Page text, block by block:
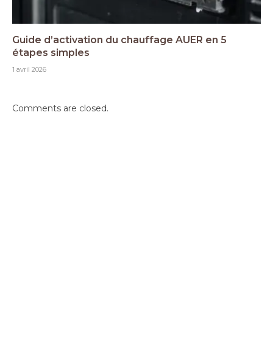
Guide d’activation du chauffage AUER en 5
étapes simples
1 avril 2026
Comments are closed.